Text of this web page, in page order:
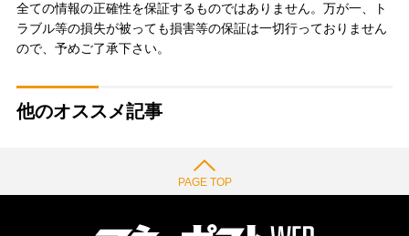
全ての情報の正確性を保証するものではありません。万が一、ト
ラブル等の損失が被っても損害等の保証は一切行っておりません
ので、予めご了承下さい。
他のオススメ記事
PAGE TOP